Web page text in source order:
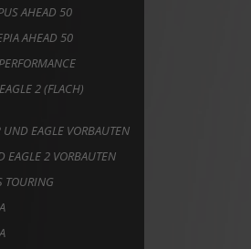
AHEAD 50
AHEAD 50
2 (FLACH)
UND EAGLE VORBAUTEN
EAGLE 2 VORBAUTEN
TOURING